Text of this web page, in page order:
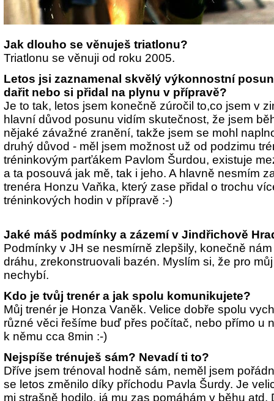
Jak dlouho se věnuješ triatlonu?
Triatlonu se věnuji od roku 2005.
Letos jsi zaznamenal skvělý výkonnostní
dařit nebo si přidal na plynu v přípravě?
Je to tak, letos jsem konečně zúročil to,co jsem v
hlavní důvod posunu vidím skutečnost, že jsem
nějaké závažné zranění, takže jsem se mohl
druhý důvod - měl jsem možnost už od podzimu
tréninkovým parťákem Pavlom Šurdou, existuje
a ta posouvá jak mě, tak i jeho. A hlavně nesmím
trenéra Honzu Vaňka, který zase přidal o trochu
tréninkových hodin v přípravě :-)
Jaké máš podmínky a zázemí v Jindřichově
Podmínky v JH se nesmírně zlepšily, konečně
dráhu, zrekonstruovali bazén. Myslím si, že pro
nechybí.
Kdo je tvůj trenér a jak spolu komunikujete?
Můj trenér je Honza Vaněk. Velice dobře spolu
různé věci řešíme buď přes počítač, nebo přímo u
k němu cca 8min :-)
Nejspíše trénuješ sám? Nevadí ti to?
Dříve jsem trénoval hodně sám, neměl jsem
se letos změnilo díky příchodu Pavla Šurdy. Je
mi strašně hodilo, já mu zas pomáhám v běhu atd.